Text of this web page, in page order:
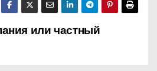
или частный